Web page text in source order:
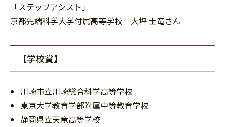
「ステップアシスト」
京都先端科学大学付属高等学校 大坪 士竜さん
【学校賞】
川崎市立川崎総合科学高等学校
東京大学教育学部附属中等教育学校
静岡県立天竜高等学校